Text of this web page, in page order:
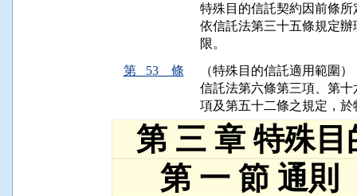
特殊目的信託契約因前條
依信託法第三十五條規定
限。
第 53 條
（特殊目的信託適用範圍）
信託法第六條第三項、第
項及第五十二條之規定，
第 三 章 特殊目
第 一 節 通則